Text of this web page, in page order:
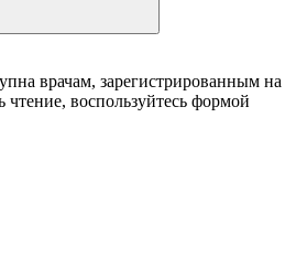
врачам, зарегистрированным на
воспользуйтесь формой